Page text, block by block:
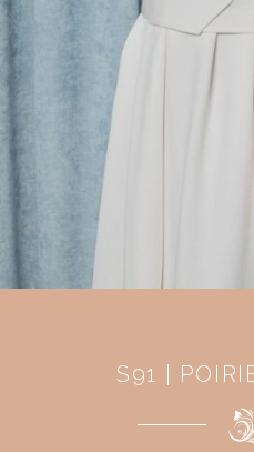
S91 |